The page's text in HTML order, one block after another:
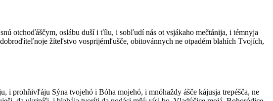
otchoďáščym, oslábu duší i ťílu, i sobľudí nás ot vsjákaho mečtánija, i témnyja
žíteľstvo vosprijémľušče, obitovánnych ne otpadém blahích Tvojích,
i prohňivľáju Sýna tvojehó i Bóha mojehó, i mnóhaždy ášče kájusja trepéšča, ne